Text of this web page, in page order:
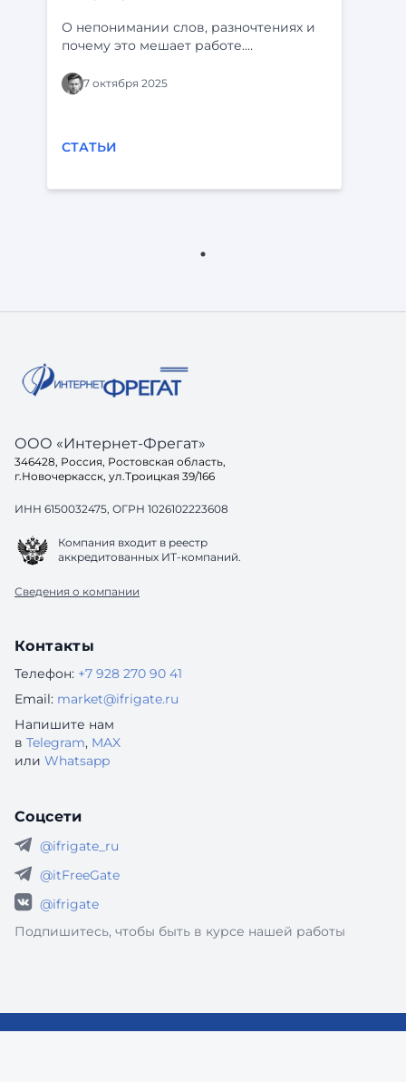
О непонимании слов, разночтениях и
почему это мешает работе.
платформой” и “Фарватером-Активы”.
7 октября 2025
СТАТЬИ
ООО «Интернет-Фрегат»
346428, Россия, Ростовская область,
г.Новочеркасск, ул.Троицкая 39/166
ИНН 6150032475, ОГРН 1026102223608
Компания входит в реестр
аккредитованных ИТ-компаний.
Сведения о компании
Контакты
Телефон: +7 928 270 90 41
Email: market@ifrigate.ru
Напишите нам
в Telegram, MAX
или Whatsapp
Соцсети
@ifrigate_ru
@itFreeGate
@ifrigate
Подпишитесь, чтобы быть в курсе нашей работы